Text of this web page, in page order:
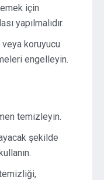
için
yapılmalıdır.
veya koruyucu
engelleyin.
temizleyin.
şekilde